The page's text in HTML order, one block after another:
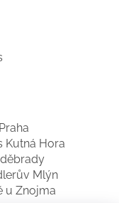
Kutná Hora
Mlýn
u Znojma